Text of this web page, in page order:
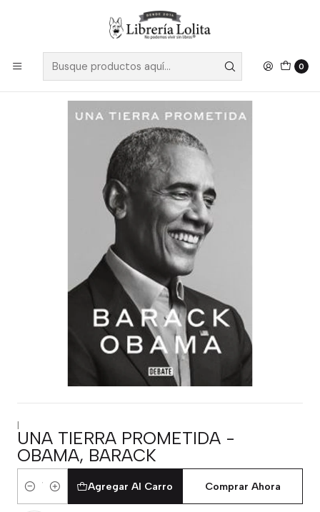
0
Despacho a todo Chile
|
UNA TIERRA PROMETIDA -
OBAMA, BARACK
Cantidad
Agregar Al Carro Comprar Ahora